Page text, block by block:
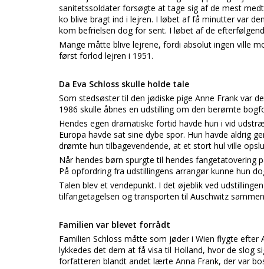
sanitetssoldater forsøgte at tage sig af de mest
ko blive bragt ind i lejren. I løbet af få minutter var
kom befrielsen dog for sent. I løbet af de
Mange måtte blive lejrene, fordi absolut ingen ville
først forlod lejren i 1951.
Da Eva Schloss skulle holde tale
Som stedsøster til den jødiske pige Anne Frank var
1986 skulle åbnes en udstilling om den berømte
Hendes egen dramatiske fortid havde hun i vid
Europa havde sat sine dybe spor. Hun havde aldrig
drømte hun tilbagevendende, at et stort hul ville
Når hendes børn spurgte til hendes fangetatovering
På opfordring fra udstillingens arrangør kunne hun
Talen blev et vendepunkt. I det øjeblik ved
tilfangetagelsen og transporten til Auschwitz
Familien var blevet forrådt
Familien Schloss måtte som jøder i Wien flygte efter
lykkedes det dem at få visa til Holland, hvor de slog
forfatteren blandt andet lærte Anna Frank, der var